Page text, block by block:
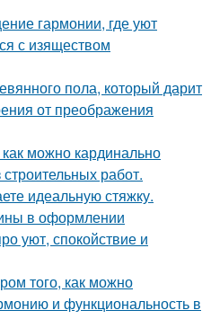
гармонии, где уют
с изяществом
пола, который дарит
от преображения
можно кардинально
работ.
идеальную стяжку.
в оформлении
уют, спокойствие и
того, как можно
и функциональность в